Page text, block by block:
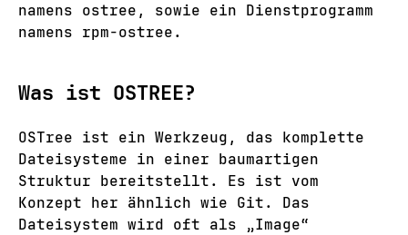
namens ostree, sowie ein Dienstprogramm
namens rpm-ostree.
Was ist OSTREE?
OSTree ist ein Werkzeug, das komplette
Dateisysteme in einer baumartigen
Struktur bereitstellt. Es ist vom
Konzept her ähnlich wie Git. Das
Dateisystem wird oft als „Image“